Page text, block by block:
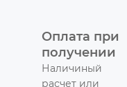
Оплата при
получении
Наличиный
расчет или